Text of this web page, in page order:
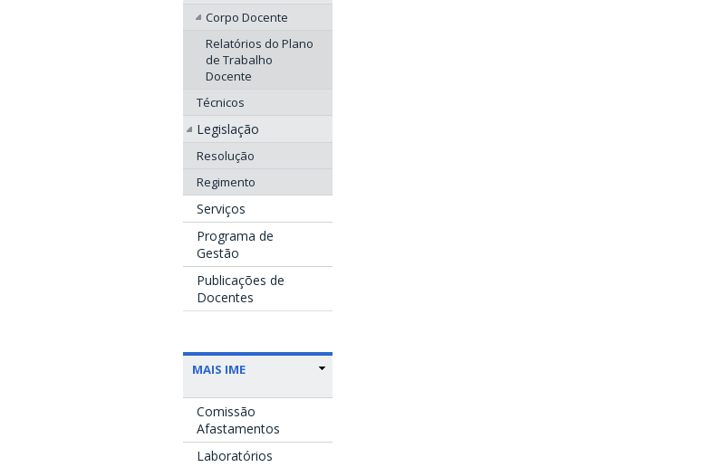
Corpo Docente
Relatórios do Plano
de Trabalho
Docente
Técnicos
Legislação
Resolução
Regimento
Serviços
Programa de
Gestão
Publicações de
Docentes
MAIS IME
Comissão
Afastamentos
Laboratórios